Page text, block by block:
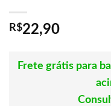
R$22,90
Frete grátis para